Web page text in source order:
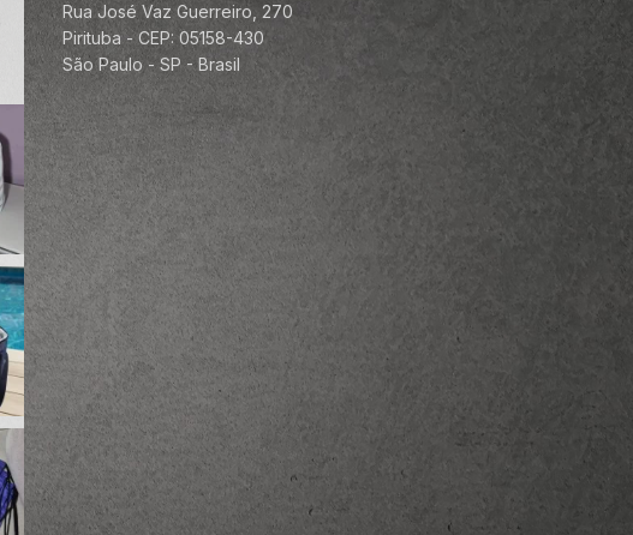
Rua José Vaz Guerreiro, 270
Pirituba - CEP: 05158-430
São Paulo - SP - Brasil